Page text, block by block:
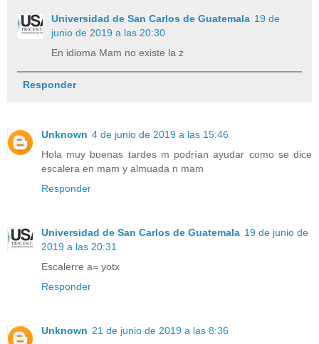
Universidad de San Carlos de Guatemala 19 de
junio de 2019 a las 20:30
En idioma Mam no existe la z
Responder
Unknown 4 de junio de 2019 a las 15:46
Hola muy buenas tardes m podrían ayudar como se dice
escalera en mam y almuada n mam
Responder
Universidad de San Carlos de Guatemala 19 de junio de
2019 a las 20:31
Escalerre a= yotx
Responder
Unknown 21 de junio de 2019 a las 8:36